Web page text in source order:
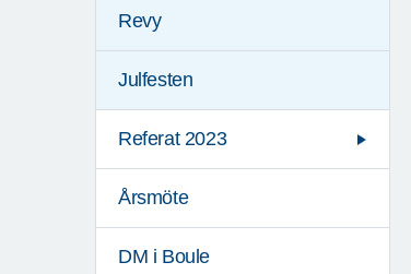
Revy
Julfesten
Referat 2023
Årsmöte
DM i Boule